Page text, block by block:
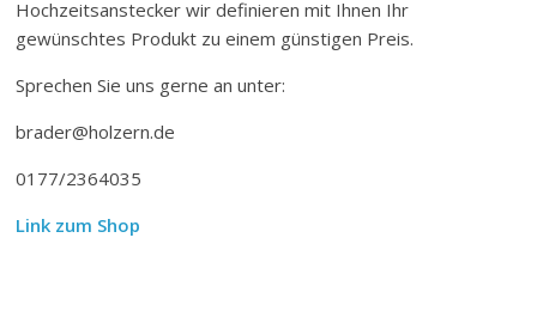
Hochzeitsanstecker wir definieren mit Ihnen Ihr
gewünschtes Produkt zu einem günstigen Preis.
Sprechen Sie uns gerne an unter:
brader@holzern.de
0177/2364035
Link zum Shop